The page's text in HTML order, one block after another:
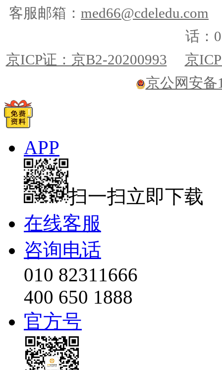
客服邮箱： med66@cdeledu.com
话：
京ICP证：京B2-20200993
京
京公网安备
APP
扫一扫立即下载
在线客服
咨询电话
010 82311666
400 650 1888
官方号